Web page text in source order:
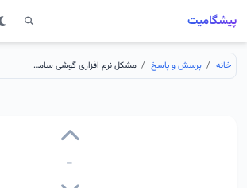
پیشگامیت
خانه پرسش و پاسخ مشکل نرم افزاری گوشی سامسونگ
-